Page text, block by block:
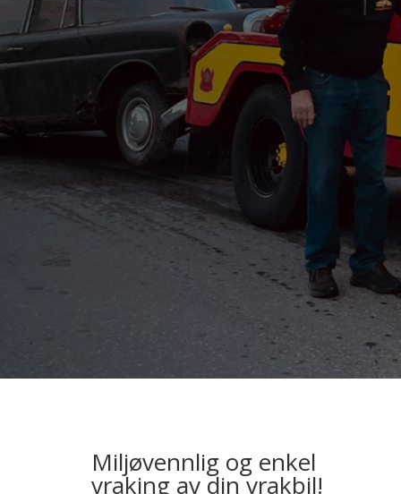
Miljøvennlig og enkel
vraking av din vrakbil!